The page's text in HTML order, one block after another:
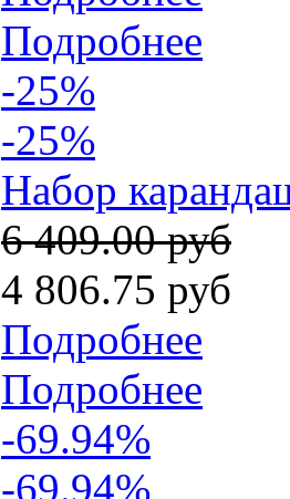
Подробнее
-25%
-25%
Набор
6 409.00 руб
4 806.75 руб
Подробнее
Подробнее
-69.94%
-69.94%